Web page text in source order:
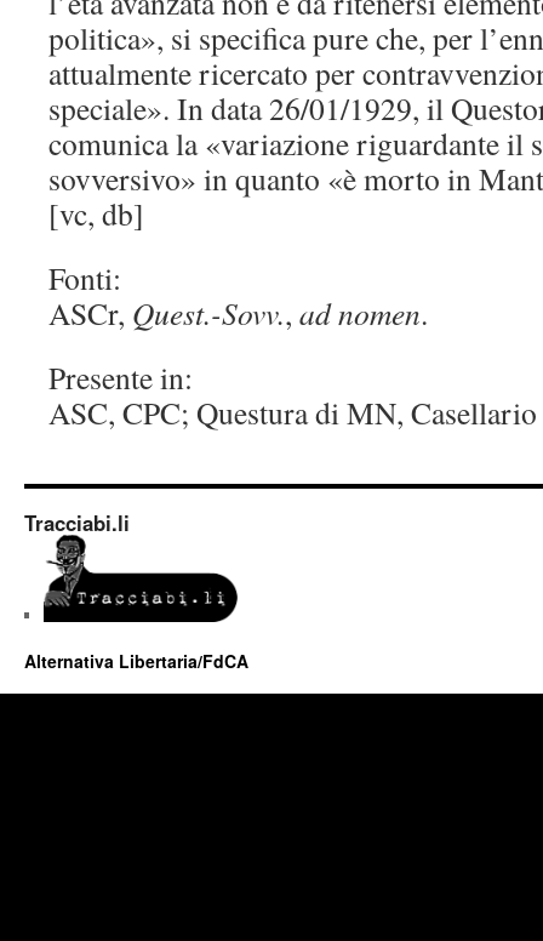
politica», si specifica pure che, per
attualmente ricercato per
speciale». In data 26/01/1929, il
comunica la «variazione riguardante il
sovversivo» in quanto «è morto in
[vc, db]
Fonti:
ASCr, Quest.-Sovv., ad nomen.
Presente in:
ASC, CPC; Questura di MN,
Tracciabi.li
Alternativa Libertaria/FdCA